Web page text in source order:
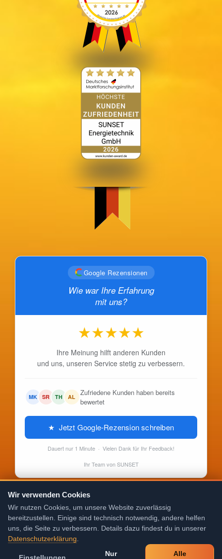
Google Rezensionen
Wie war Ihre Erfahrung
mit uns?
★★★★★
Ihre Meinung hilft anderen Kunden
und uns, unseren Service stetig zu verbessern.
MK SR TH AL
Zufriedene Kunden haben bereits
bewertet
★ Jetzt Google-Rezension schreiben
Dauert nur 1 Minute · Vielen Dank für Ihr Feedback!
Ihr Team von SUNSET
Wir verwenden Cookies
Wir nutzen Cookies, um unsere Website zuverlässig
bereitzustellen. Einige sind technisch notwendig, andere helfen
uns, die Seite zu verbessern. Details dazu findest du in unserer
Datenschutzerklärung
Nur
Alle